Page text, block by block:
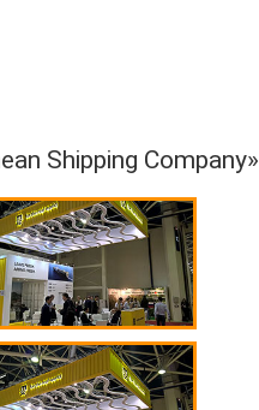
Shipping Company»